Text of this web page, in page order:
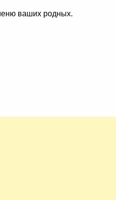
ваших родных.